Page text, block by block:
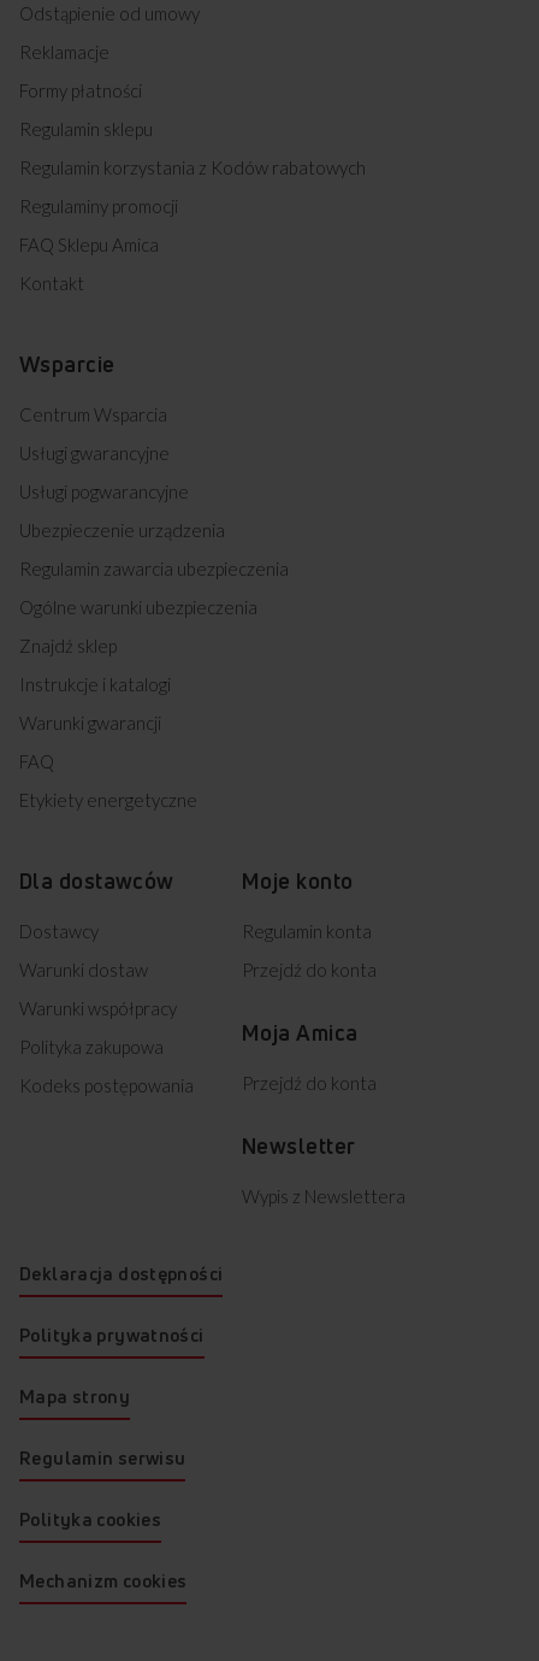
Odstąpienie od umowy
Reklamacje
Formy płatności
Regulamin sklepu
Regulamin korzystania z Kodów rabatowych
Regulaminy promocji
FAQ Sklepu Amica
Kontakt
Wsparcie
Centrum Wsparcia
Usługi gwarancyjne
Usługi pogwarancyjne
Ubezpieczenie urządzenia
Regulamin zawarcia ubezpieczenia
Ogólne warunki ubezpieczenia
Znajdź sklep
Instrukcje i katalogi
Warunki gwarancji
FAQ
Etykiety energetyczne
Dla dostawców
Dostawcy
Warunki dostaw
Warunki współpracy
Polityka zakupowa
Kodeks postępowania
Moje konto
Regulamin konta
Przejdź do konta
Moja Amica
Przejdź do konta
Newsletter
Wypis z Newslettera
Deklaracja dostępności
Polityka prywatności
Mapa strony
Regulamin serwisu
Polityka cookies
Mechanizm cookies